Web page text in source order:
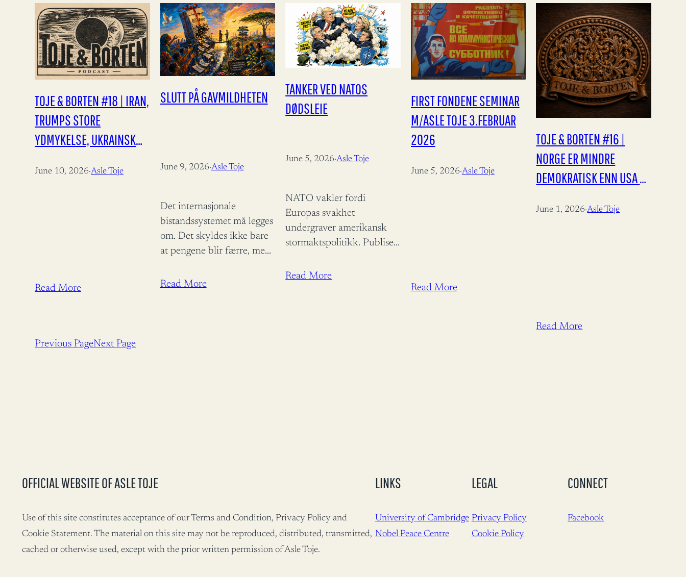
TOJE & BORTEN #18 | IRAN,
TRUMPS STORE
YDMYKELSE, UKRAINSK
DRONEKRIG, NATOS
June 10, 2026·Asle Toje
Read More
SLUTT PÅ GAVMILDHETEN
June 9, 2026·Asle Toje
Det internasjonale
bistandssystemet må legges
om. Det skyldes ikke bare
at pengene blir færre, men
for svake. Publisert i
Read More
TANKER VED NATOS
DØDSLEIE
June 5, 2026·Asle Toje
NATO vakler fordi
Europas svakhet
undergraver amerikansk
stormaktspolitikk. Publisert
vet at ingen allianse varer
Read More
FIRST FONDENE SEMINAR
M/ASLE TOJE 3.FEBRUAR
2026
June 5, 2026·Asle Toje
Read More
TOJE & BORTEN #16 |
NORGE ER MINDRE
DEMOKRATISK ENN USA —
June 1, 2026·Asle Toje
Read More
Previous PageNext Page
OFFICIAL WEBSITE OF ASLE TOJE
Use of this site constitutes acceptance of our Terms and Condition, Privacy Policy and
Cookie Statement. The material on this site may not be reproduced, distributed, transmitted,
cached or otherwise used, except with the prior written permission of Asle Toje.
LINKS
University of Cambridge
Nobel Peace Centre
LEGAL
Privacy Policy
Cookie Policy
CONNECT
Facebook